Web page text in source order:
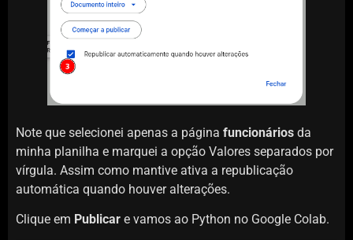
Note que selecionei apenas a página funcionários da
minha planilha e marquei a opção Valores separados por
vírgula. Assim como mantive ativa a republicação
automática quando houver alterações.
Clique em Publicar e vamos ao Python no Google Colab.